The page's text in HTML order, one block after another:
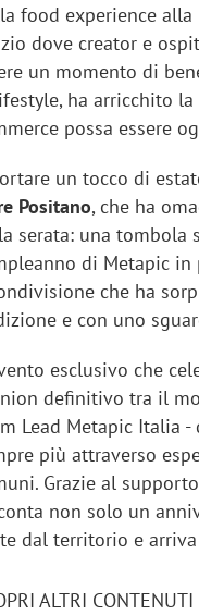
food experience alla
dove creator e
un momento di
ha arricchito
possa essere
un tocco di
Positano, che ha
serata: una tombola
di Metapic
che ha
e con uno
esclusivo che
definitivo tra il
Lead Metapic Italia
più attraverso
Grazie al
non solo un
dal territorio e arriva
ALTRI CONTENUTI
Emanuele Viora di
«La creatività resta
amplificare il